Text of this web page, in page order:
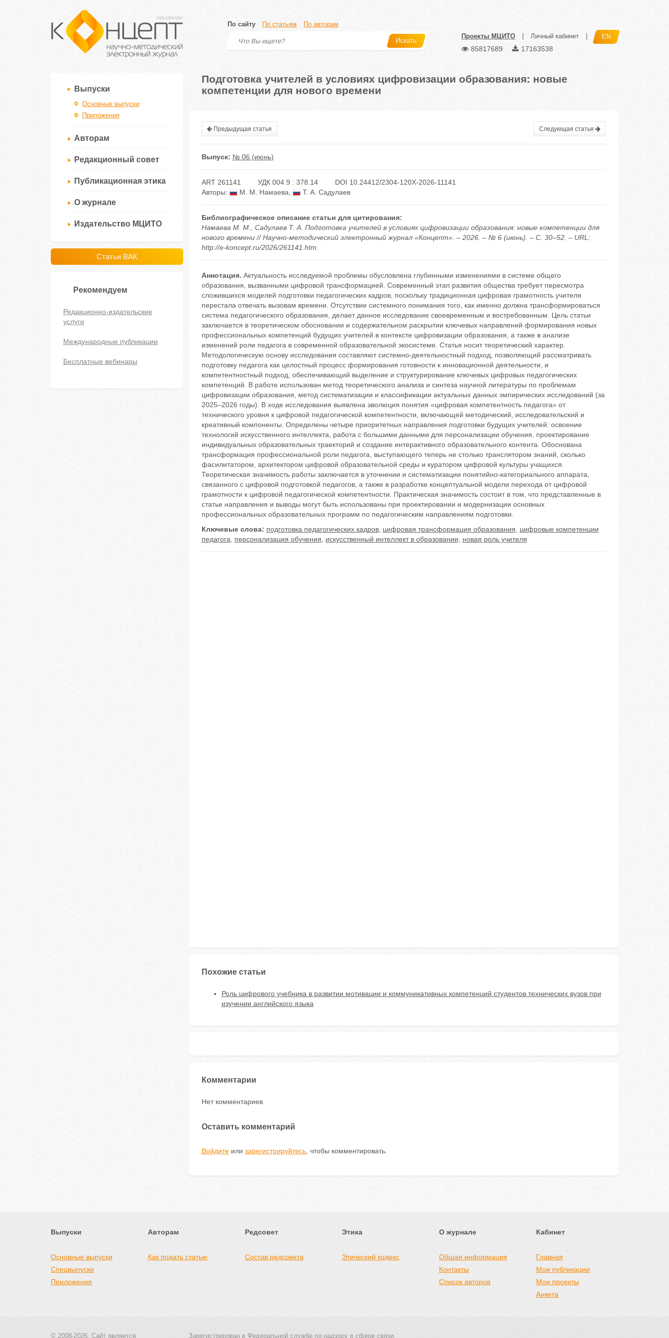
По сайту По статьям По авторам
Искать
Проекты МЦИТО Личный кабинет EN
85817689 17163538
Выпуски
Основные выпуски
Приложения
Авторам
Редакционный совет
Публикационная этика
О журнале
Издательство МЦИТО
Статьи ВАК
Рекомендуем
Редакционно-издательские
услуги
Международные публикации
Бесплатные вебинары
Подготовка учителей в условиях цифровизации образования: новые
компетенции для нового времени
Предыдущая статья Следующая статья
Выпуск: № 06 (июнь)
ART 261141 УДК 004.9 : 378.14
DOI 10.24412/2304-120X-2026-11141
Авторы:
М. М. Намаева Т. А. Садулаев
Библиографическое описание статьи для цитирования:
Намаева М. М., Садулаев Т. А. Подготовка учителей в условиях цифровизации образования: новые компетенции для
нового времени // Научно-методический электронный журнал «Концепт». – 2026. – № 6 (июнь). – С. 30–52. – URL:
http://e-koncept.ru/2026/261141.htm.
Аннотация. Актуальность исследуемой проблемы обусловлена глубинными изменениями в системе общего
образования, вызванными цифровой трансформацией. Современный этап развития общества требует пересмотра
сложившихся моделей подготовки педагогических кадров, поскольку традиционная цифровая грамотность учителя
перестала отвечать вызовам времени. Отсутствие системного понимания того, как именно должна трансформироваться
система педагогического образования, делает данное исследование своевременным и востребованным. Цель статьи
заключается в теоретическом обосновании и содержательном раскрытии ключевых направлений формирования новых
профессиональных компетенций будущих учителей в контексте цифровизации образования, а также в анализе
изменений роли педагога в современной образовательной экосистеме. Статья носит теоретический характер.
Методологическую основу исследования составляют системно-деятельностный подход, позволяющий рассматривать
подготовку педагога как целостный процесс формирования готовности к инновационной деятельности, и
компетентностный подход, обеспечивающий выделение и структурирование ключевых цифровых педагогических
компетенций. В работе использован метод теоретического анализа и синтеза научной литературы по проблемам
цифровизации образования, метод систематизации и классификации актуальных данных эмпирических исследований (за
2025–2026 годы). В ходе исследования выявлена эволюция понятия «цифровая компетентность педагога» от
технического уровня к цифровой педагогической компетентности, включающей методический, исследовательский и
креативный компоненты. Определены четыре приоритетных направления подготовки будущих учителей: освоение
технологий искусственного интеллекта, работа с большими данными для персонализации обучения, проектирование
индивидуальных образовательных траекторий и создание интерактивного образовательного контента. Обоснована
трансформация профессиональной роли педагога, выступающего теперь не столько транслятором знаний, сколько
фасилитатором, архитектором цифровой образовательной среды и куратором цифровой культуры учащихся.
Теоретическая значимость работы заключается в уточнении и систематизации понятийно-категориального аппарата,
связанного с цифровой подготовкой педагогов, а также в разработке концептуальной модели перехода от цифровой
грамотности к цифровой педагогической компетентности. Практическая значимость состоит в том, что представленные в
статье направления и выводы могут быть использованы при проектировании и модернизации основных
профессиональных образовательных программ по педагогическим направлениям подготовки.
Ключевые слова: подготовка педагогических кадров, цифровая трансформация образования
цифровые компетенции
педагога
персонализация обучения искусственный интеллект в образовании новая роль учителя
Похожие статьи
Роль цифрового учебника в развитии мотивации и коммуникативных компетенций студентов технических вузов при
изучении английского языка
Комментарии
Нет комментариев
Оставить комментарий
Войдитеили зарегистрируйтесь, чтобы комментировать.
Выпуски
Основные выпуски
Спецвыпуски
Приложения
Авторам
Как подать статью
Редсовет
Состав редсовета
Этика
Этический кодекс
О журнале
Общая информация
Контакты
Список авторов
Кабинет
Главная
Мои публикации
Мои проекты
Анкета
© 2008-2026, Сайт является Зарегистрирован в Федеральной службе по надзору в сфере связи,